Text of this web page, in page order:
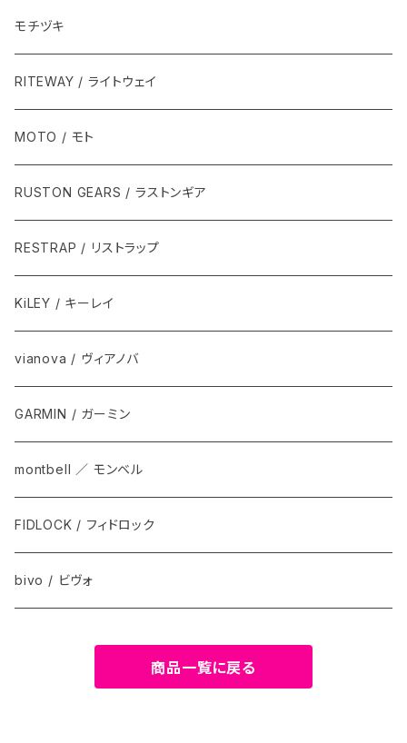
モチヅキ
RITEWAY / ライトウェイ
MOTO / モト
RUSTON GEARS / ラストンギア
RESTRAP / リストラップ
KiLEY / キーレイ
vianova / ヴィアノバ
GARMIN / ガーミン
montbell ／ モンベル
FIDLOCK / フィドロック
bivo / ビヴォ
商品一覧に戻る